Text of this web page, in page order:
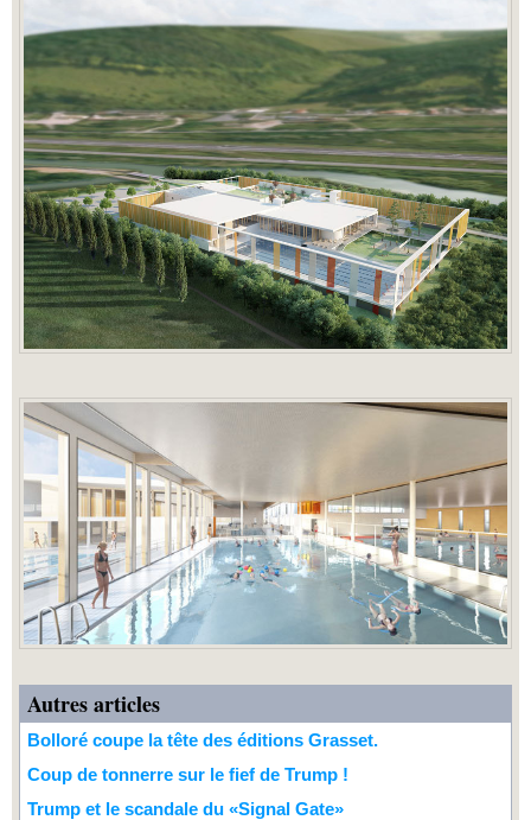
Autres articles
Bolloré coupe la tête des éditions Grasset.
Coup de tonnerre sur le fief de Trump !
Trump et le scandale du «Signal Gate»